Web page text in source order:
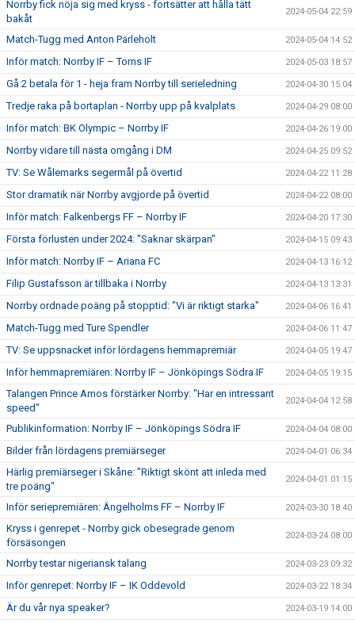
Norrby fick nöja sig med kryss - fortsätter att hålla tätt
bakåt
2024-05-04 22:59
Match-Tugg med Anton Pärleholt 2024-05-04 14:52
Inför match: Norrby IF – Torns IF 2024-05-03 18:57
Gå 2 betala för 1 - heja fram Norrby till serieledning 2024-04-30 15:04
Tredje raka på bortaplan - Norrby upp på kvalplats 2024-04-29 08:00
Inför match: BK Olympic – Norrby IF 2024-04-26 19:00
Norrby vidare till nästa omgång i DM 2024-04-25 09:52
TV: Se Wålemarks segermål på övertid 2024-04-22 11:28
Stor dramatik när Norrby avgjorde på övertid 2024-04-22 08:00
Inför match: Falkenbergs FF – Norrby IF 2024-04-20 17:30
Första förlusten under 2024: "Saknar skärpan" 2024-04-15 09:43
Inför match: Norrby IF – Ariana FC 2024-04-13 16:12
Filip Gustafsson är tillbaka i Norrby 2024-04-13 13:31
Norrby ordnade poäng på stopptid: "Vi är riktigt starka" 2024-04-06 16:41
Match-Tugg med Ture Spendler 2024-04-06 11:47
TV: Se uppsnacket inför lördagens hemmapremiär 2024-04-05 19:47
Inför hemmapremiären: Norrby IF – Jönköpings Södra IF 2024-04-05 19:15
Talangen Prince Amos förstärker Norrby: "Har en intressant
speed"
2024-04-04 12:58
Publikinformation: Norrby IF – Jönköpings Södra IF 2024-04-04 08:00
Bilder från lördagens premiärseger 2024-04-01 06:34
Härlig premiärseger i Skåne: "Riktigt skönt att inleda med
tre poäng"
2024-04-01 01:15
Inför seriepremiären: Ängelholms FF – Norrby IF 2024-03-30 18:40
Kryss i genrepet - Norrby gick obesegrade genom
försäsongen
2024-03-24 08:00
Norrby testar nigeriansk talang 2024-03-23 09:32
Inför genrepet: Norrby IF – IK Oddevold 2024-03-22 18:34
Är du vår nya speaker? 2024-03-19 14:00